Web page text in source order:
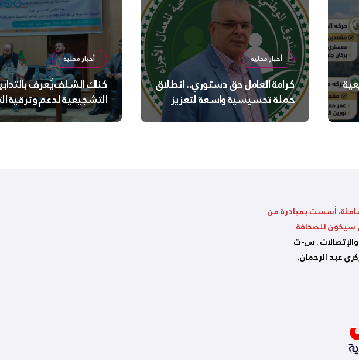
أخبار محلية
كرامة العامل حق دستوري.. انطلاق
حملة تحسيسية واسعة لتعزيز
السلامة الجسدية والنفسية
أخبار محلية
كناك الشلف يُعرف
التشجيعية لدعم وترقية
أسست بمبادرة من
سيكون للصحافة
والإتصالات . س-ت